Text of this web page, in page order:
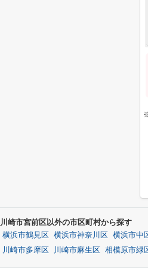
川崎市宮前区以外の市区町村から探す
横浜市鶴見区 横浜市神奈川区 横浜市中
川崎市多摩区
川崎市麻生区 相模原市緑